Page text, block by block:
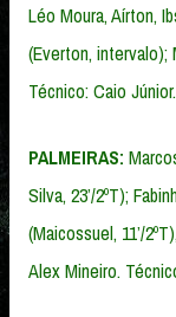
Léo Moura, Aírton,
(Everton, intervalo);
Técnico: Caio Júnior.
PALMEIRAS:
Silva, 23’/2ºT);
(Maicossuel, 11’/
Alex Mineiro.